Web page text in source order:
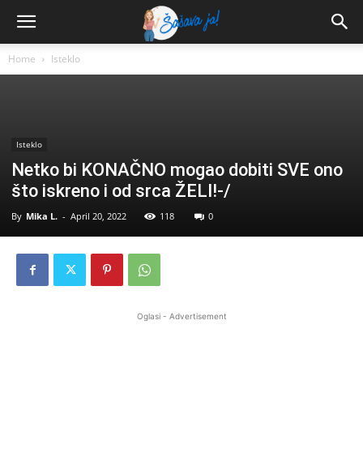
Home Isteklo
Isteklo
Netko bi KONAČNO mogao dobiti SVE ono
što iskreno i od srca ŽELI!-/
By Mika L. - April 20, 2022 118 0
Oglasi - Advertisement